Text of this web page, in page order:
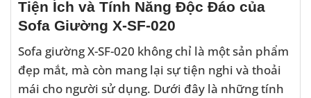
Tiện Ích và Tính Năng Độc Đáo của
Sofa Giường X-SF-020
Sofa giường X-SF-020 không chỉ là một sản phẩm
đẹp mắt, mà còn mang lại sự tiện nghi và thoải
mái cho người sử dụng. Dưới đây là những tính